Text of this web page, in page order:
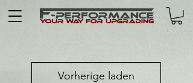
Vorherige laden